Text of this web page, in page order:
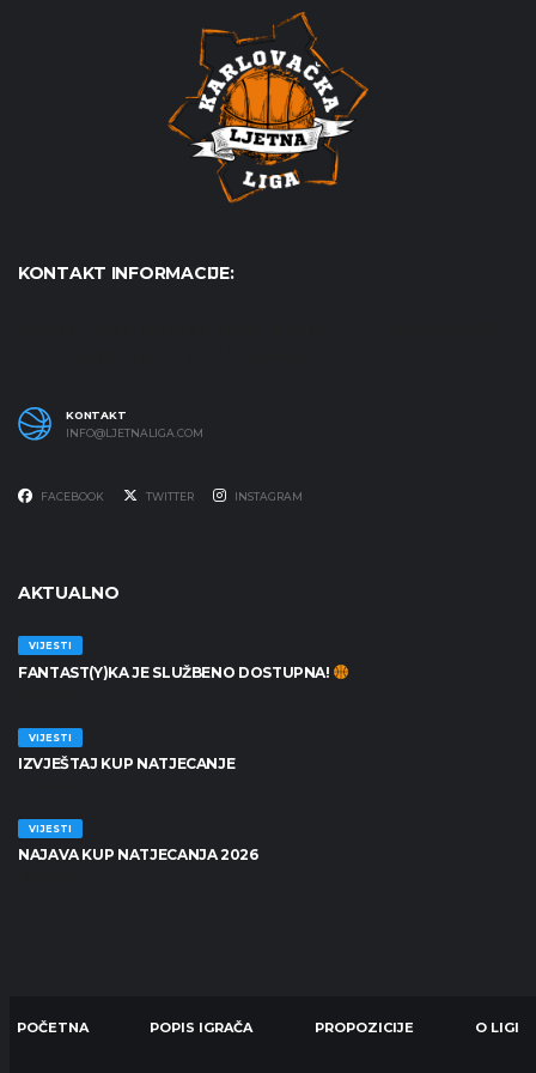
KONTAKT INFORMACIJE:
KONTAKT
INFO@LJETNALIGA.COM
FACEBOOK TWITTER INSTAGRAM
AKTUALNO
VIJESTI
FANTAST(Y)KA JE SLUŽBENO DOSTUPNA!
VIJESTI
IZVJEŠTAJ KUP NATJECANJE
VIJESTI
NAJAVA KUP NATJECANJA 2026
POČETNA POPIS IGRAČA PROPOZICIJE O LIGI